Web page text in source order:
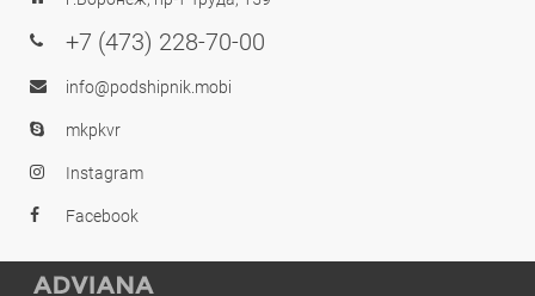
+7 (473) 228-70-00
info@podshipnik.mobi
mkpkvr
Instagram
Facebook